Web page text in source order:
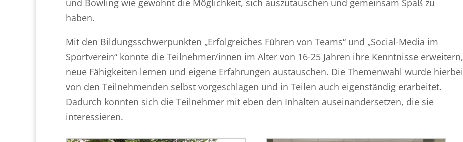
und Bowling wie gewohnt die Möglichkeit, sich auszutauschen und gemeinsam Spaß zu
haben.
Mit den Bildungsschwerpunkten „Erfolgreiches Führen von Teams“ und „Social-Media im
Sportverein“ konnte die Teilnehmer/innen im Alter von 16-25 Jahren ihre Kenntnisse erweitern,
neue Fähigkeiten lernen und eigene Erfahrungen austauschen. Die Themenwahl wurde hierbei
von den Teilnehmenden selbst vorgeschlagen und in Teilen auch eigenständig erarbeitet.
Dadurch konnten sich die Teilnehmer mit eben den Inhalten auseinandersetzen, die sie
interessieren.